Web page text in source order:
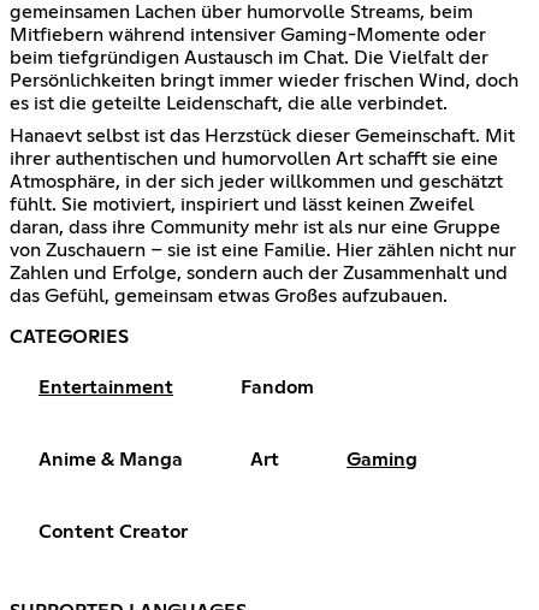
gemeinsamen Lachen über humorvolle Streams, beim
Mitfiebern während intensiver Gaming-Momente oder
beim tiefgründigen Austausch im Chat. Die Vielfalt der
Persönlichkeiten bringt immer wieder frischen Wind, doch
es ist die geteilte Leidenschaft, die alle verbindet.
Hanaevt selbst ist das Herzstück dieser Gemeinschaft. Mit
ihrer authentischen und humorvollen Art schafft sie eine
Atmosphäre, in der sich jeder willkommen und geschätzt
fühlt. Sie motiviert, inspiriert und lässt keinen Zweifel
daran, dass ihre Community mehr ist als nur eine Gruppe
von Zuschauern – sie ist eine Familie. Hier zählen nicht nur
Zahlen und Erfolge, sondern auch der Zusammenhalt und
das Gefühl, gemeinsam etwas Großes aufzubauen.
CATEGORIES
Entertainment Fandom
Anime & Manga Art Gaming
Content Creator